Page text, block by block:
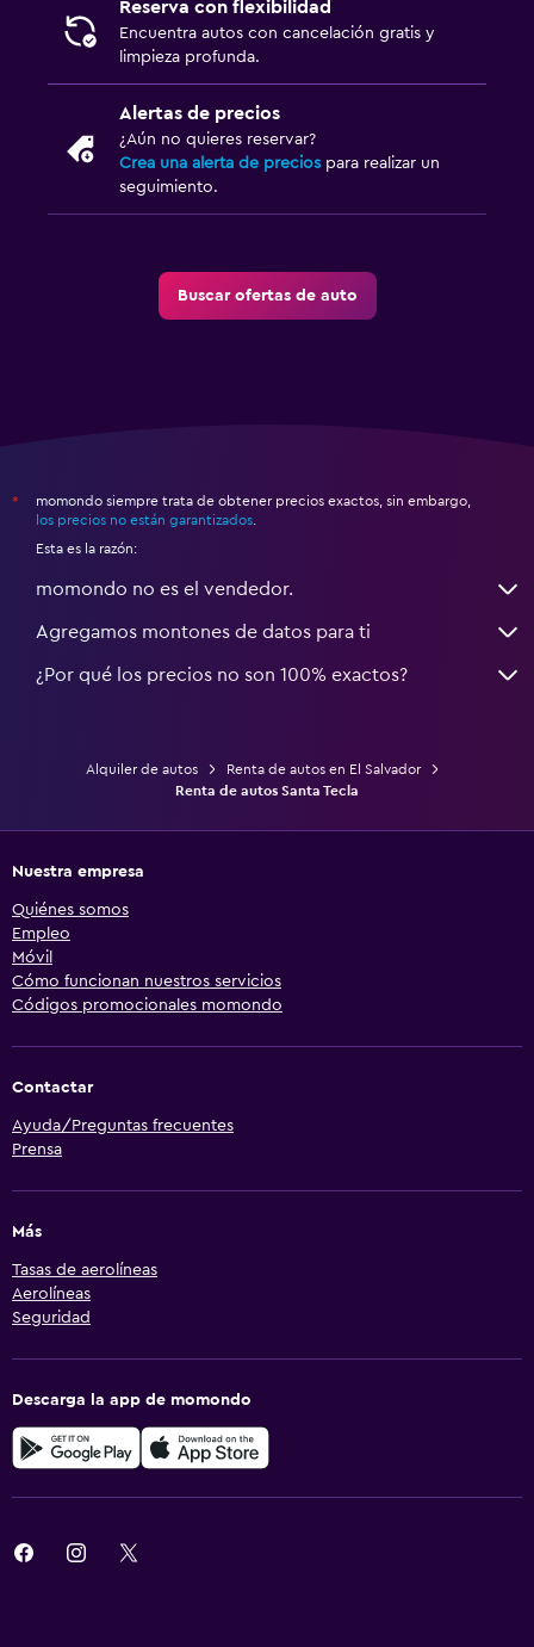
Reserva con flexibilidad
Encuentra autos con cancelación gratis y
limpieza profunda.
Alertas de precios
¿Aún no quieres reservar?
Crea una alerta de precios para realizar un
seguimiento.
Buscar ofertas de auto
*
momondo siempre trata de obtener precios exactos, sin embargo,
los precios no están garantizados
Esta es la razón:
momondo no es el vendedor.
Agregamos montones de datos para ti
¿Por qué los precios no son 100% exactos?
Alquiler de autos
Renta de autos en El Salvador
Renta de autos Santa Tecla
Nuestra empresa
Quiénes somos
Empleo
Móvil
Cómo funcionan nuestros servicios
Códigos promocionales momondo
Contactar
Ayuda/Preguntas frecuentes
Prensa
Más
Tasas de aerolíneas
Aerolíneas
Seguridad
Descarga la app de momondo